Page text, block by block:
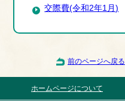
交際費(令和2年1月)
前のページへ戻る
ホームページについて